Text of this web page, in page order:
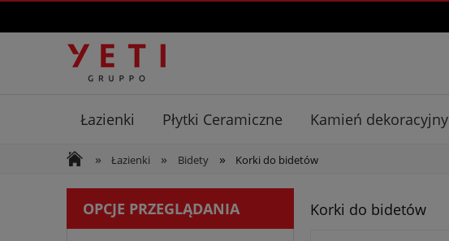
Łazienki Płytki Ceramiczne Kamień dekoracyjny
» Łazienki » Bidety » Korki do bidetów
OPCJE PRZEGLĄDANIA Korki do bidetów